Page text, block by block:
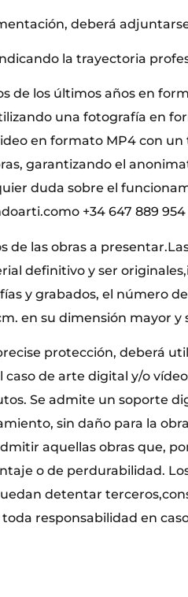
deberá
la trayectoria
de los últimos años en
una fotografía en
en formato MP4 con
garantizando el
duda sobre el
+34 647 889
de las obras a
definitivo y ser
y grabados, el número
en su dimensión mayor y
protección, deberá
caso de arte digital y/o
Se admite un soporte
sin daño para la
aquellas obras que,
o de perdurabilidad.
detentar
responsabilidad en